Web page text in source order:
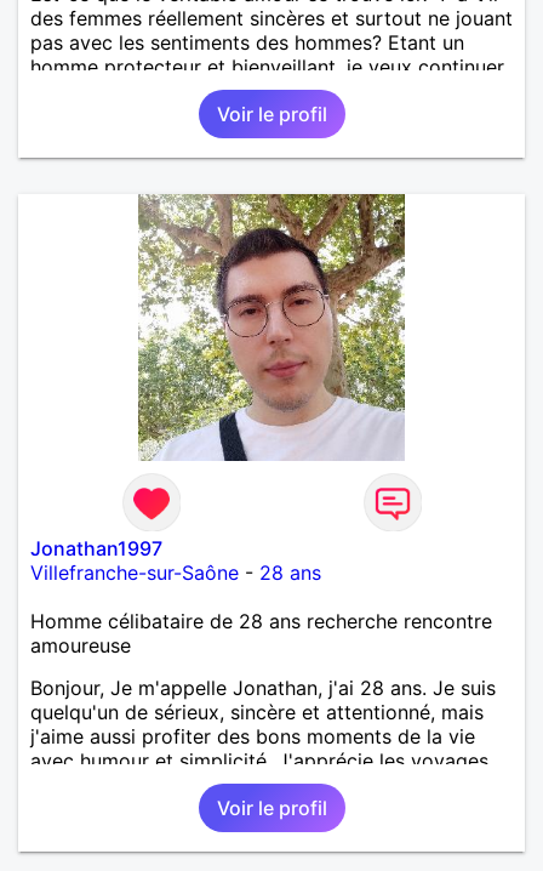
des femmes réellement sincères et surtout ne jouant
pas avec les sentiments des hommes? Etant un
homme protecteur et bienveillant, je veux continuer
d'y croire et pouvoir enfin former la petite famille
que je désir temps. Faux profil, profiteuse et autres
joyeuseté passer votre chemin, vous ne
m'intéressez pas du tout!
Voir le profil
Jonathan1997
Villefranche-sur-Saône - 28 ans
Homme célibataire de 28 ans recherche rencontre
amoureuse
Bonjour, Je m'appelle Jonathan, j'ai 28 ans. Je suis
quelqu'un de sérieux, sincère et attentionné, mais
j'aime aussi profiter des bons moments de la vie
avec humour et simplicité. J'apprécie les voyages,
les découvertes, les jeux vidéo et les moments de
détente. Je suis à la recherche d'une personne
authentique avec qui partager de belles
expériences, construire une relation sérieuse basée
Voir le profil